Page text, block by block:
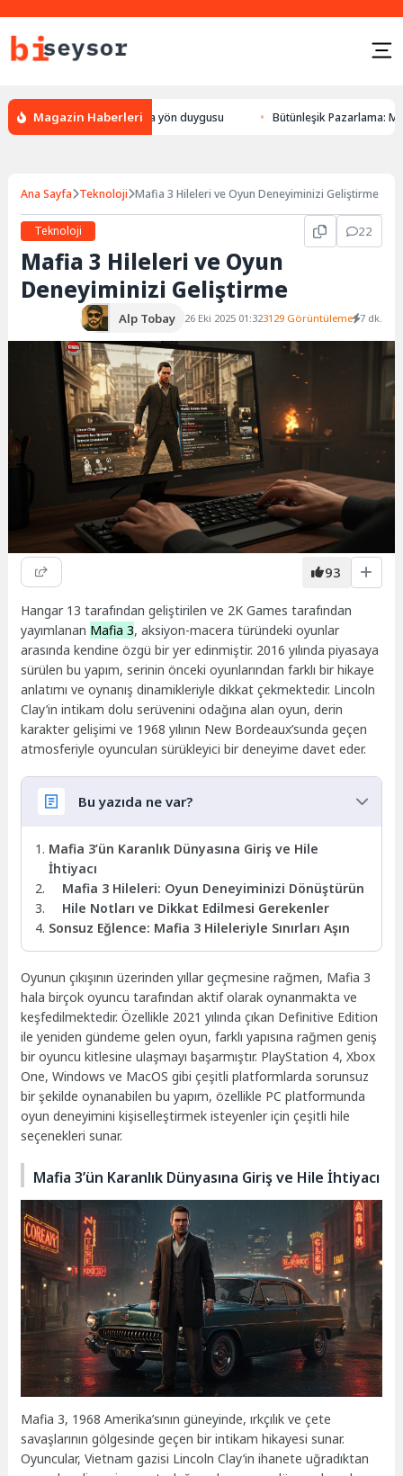
Magazin Haberleri
hayvanlarda yön duygusu Bütünleşik Pazarlama: Markalarla
Ana Sayfa Teknoloji Mafia 3 Hileleri ve Oyun Deneyiminizi Geliştirme
Teknoloji 22
Mafia 3 Hileleri ve Oyun
Deneyiminizi Geliştirme
Alp Tobay 26 Eki 2025 01:323129 Görüntüleme 7 dk.
93
Hangar 13 tarafından geliştirilen ve 2K Games tarafından
yayımlanan Mafia 3, aksiyon-macera türündeki oyunlar
arasında kendine özgü bir yer edinmiştir. 2016 yılında piyasaya
sürülen bu yapım, serinin önceki oyunlarından farklı bir hikaye
anlatımı ve oynanış dinamikleriyle dikkat çekmektedir. Lincoln
Clay’in intikam dolu serüvenini odağına alan oyun, derin
karakter gelişimi ve 1968 yılının New Bordeaux’sunda geçen
atmosferiyle oyuncuları sürükleyici bir deneyime davet eder.
Bu yazıda ne var?
Mafia 3’ün Karanlık Dünyasına Giriş ve Hile
İhtiyacı
Mafia 3 Hileleri: Oyun Deneyiminizi Dönüştürün
Hile Notları ve Dikkat Edilmesi Gerekenler
Sonsuz Eğlence: Mafia 3 Hileleriyle Sınırları Aşın
Oyunun çıkışının üzerinden yıllar geçmesine rağmen, Mafia 3
hala birçok oyuncu tarafından aktif olarak oynanmakta ve
keşfedilmektedir. Özellikle 2021 yılında çıkan Definitive Edition
ile yeniden gündeme gelen oyun, farklı yapısına rağmen geniş
bir oyuncu kitlesine ulaşmayı başarmıştır. PlayStation 4, Xbox
One, Windows ve MacOS gibi çeşitli platformlarda sorunsuz
bir şekilde oynanabilen bu yapım, özellikle PC platformunda
oyun deneyimini kişiselleştirmek isteyenler için çeşitli hile
seçenekleri sunar.
Mafia 3’ün Karanlık Dünyasına Giriş ve Hile İhtiyacı
Mafia 3, 1968 Amerika’sının güneyinde, ırkçılık ve çete
savaşlarının gölgesinde geçen bir intikam hikayesi sunar.
Oyuncular, Vietnam gazisi Lincoln Clay’in ihanete uğradıktan